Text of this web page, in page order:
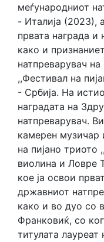
меѓународниот
- Италија (2023),
првата награда и
како и
натпреварувач
,,Фестивал на
- Србија. На
наградата на
натпреварувач.
камерен музичар
на пијано триото
виолина и Ловре
кое ја освои
државниот
како и во дуо со
Франковиќ, со
титулата